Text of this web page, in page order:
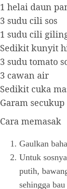
1 helai daun
3 sudu cili sos
1 sudu cili
Sedikit kunyit
3 sudu tomato
3 cawan air
Sedikit cuka
Garam secukup
Cara memasak
Gaulkan
Untuk
putih,
sehingga